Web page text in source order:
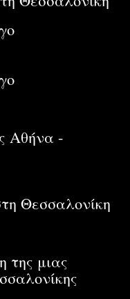
Αθήνα -
Θεσσαλονίκη
της μιας